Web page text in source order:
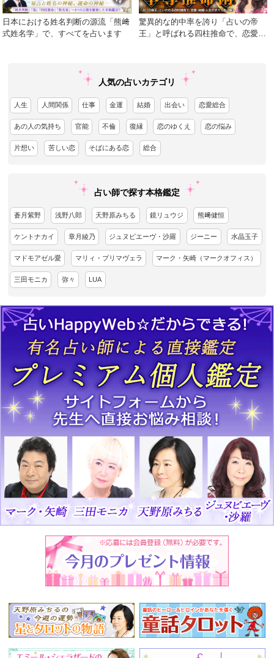
日本における姓名判断の源流「熊﨑
式姓名学」で、すべてを占います
驚異的な的中率を誇り「占いの帝
王」と呼ばれる四柱推命で、恋愛・
人気の占いカテゴリ
人生 人間関係 仕事 金運 結婚 出会い 恋愛総合
あの人の気持ち 官能 不倫 復縁 恋のゆくえ 恋の悩み
片想い 苦しい恋 そばにある恋 総合
占い師で探す本格鑑定
蒼月紫野 浅野八郎 天野原みちる 鏡リュウジ 熊﨑健恒
ケントナカイ 章月綾乃 ジュヌビエーヴ・沙羅 ジーニー 水晶玉子
マドモアゼル愛 マリィ・プリマヴェラ マーク・矢崎（マークオフィス）
三田モニカ 弥々 LUA